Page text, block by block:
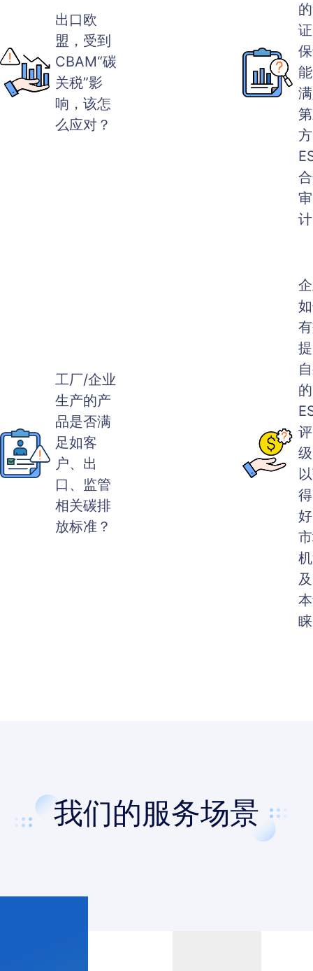
出口欧
盟，受到
CBAM“碳
关税”影
响，该怎
么应对？
审
工厂/企业
生产的产
品是否满
足如客
户、出
口、监管
相关碳排
放标准？
的
评
我们的服务场景